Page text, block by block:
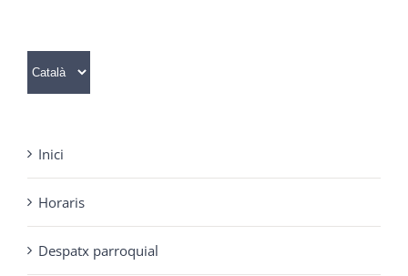
Trieu
un
Inici
Horaris
Despatx parroquial